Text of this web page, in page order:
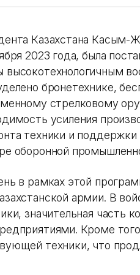
Казахстана Касым-
2023 года, была
бронетехнике,
стрелковому
усиления
техники и
оборонной
в рамках этой
армии. В
значительная часть
Кроме
техники, что